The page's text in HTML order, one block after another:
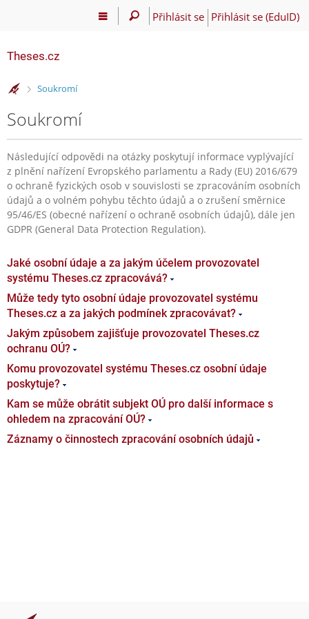
Přihlásit se Přihlásit se (EduID)
Theses.cz
>
Soukromí
Soukromí
Následující odpovědi na otázky poskytují informace vyplývající
z plnění nařízení Evropského parlamentu a Rady (EU) 2016/679
o ochraně fyzických osob v souvislosti se zpracováním osobních
údajů a o volném pohybu těchto údajů a o zrušení směrnice
95/46/ES (obecné nařízení o ochraně osobních údajů), dále jen
GDPR (General Data Protection Regulation).
Jaké osobní údaje a za jakým účelem provozovatel
systému Theses.cz zpracovává?
Může tedy tyto osobní údaje provozovatel systému
Theses.cz a za jakých podmínek zpracovávat?
Jakým způsobem zajišťuje provozovatel Theses.cz
ochranu OÚ?
Komu provozovatel systému Theses.cz osobní údaje
poskytuje?
Kam se může obrátit subjekt OÚ pro další informace s
ohledem na zpracování OÚ?
Záznamy o činnostech zpracování osobních údajů